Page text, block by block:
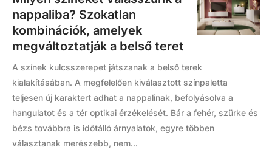
nappaliba? Szokatlan
kombinációk, amelyek
megváltoztatják a belső teret
A színek kulcsszerepet játszanak a belső terek
kialakításában. A megfelelően kiválasztott színpaletta
teljesen új karaktert adhat a nappalinak, befolyásolva a
hangulatot és a tér optikai érzékelését. Bár a fehér, szürke és
bézs továbbra is időtálló árnyalatok, egyre többen
választanak merészebb, nem...